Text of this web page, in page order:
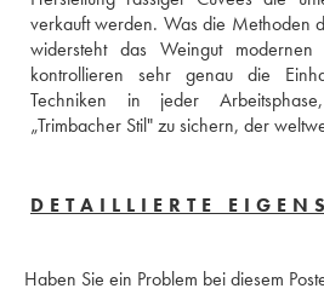
verkauft werden. Was die Methoden
widersteht das Weingut modernen
kontrollieren sehr genau die
Techniken in jeder
„Trimbacher Stil" zu sichern, der
DETAILLIERTE
Haben Sie ein Problem bei diesem